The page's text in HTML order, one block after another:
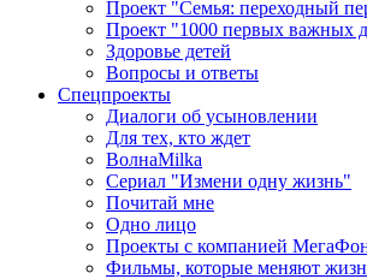
Проект "Семья: переходный
Проект "1000 первых важных
Здоровье детей
Вопросы и ответы
Спецпроекты
Диалоги об усыновлении
Для тех, кто ждет
ВолнаMilka
Сериал "Измени одну жизнь"
Почитай мне
Одно лицо
Проекты с компанией
Фильмы, которые меняют